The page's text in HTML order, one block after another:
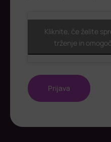
ReCaptcha
Kliknite, če želite
trženje in